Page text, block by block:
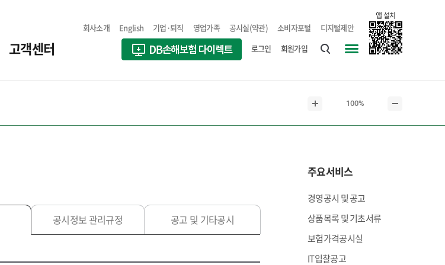
고객센터
회사소개 English 기업·퇴직 영업가족 공시실(약관) 소비자포털 디지털제안
앱 설치
로그인
회원가입
맵
본
문
현
기
100%
문
공시정보 관리규정 공고 및 기타공시
주요서비스
경영공시 및 공고
상품목록 및 기초서류
보험가격공시실
IT입찰공고